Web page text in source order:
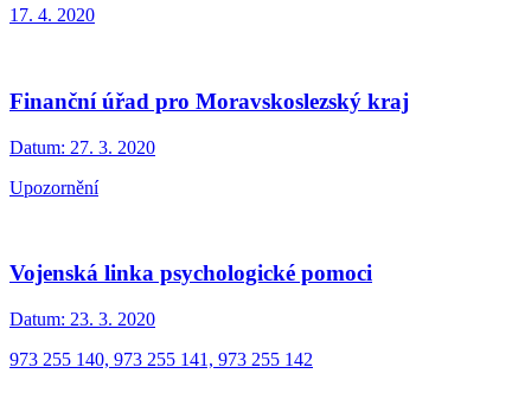
17. 4. 2020
Finanční úřad pro Moravskoslezský kraj
Datum: 27. 3. 2020
Upozornění
Vojenská linka psychologické pomoci
Datum: 23. 3. 2020
973 255 140, 973 255 141, 973 255 142